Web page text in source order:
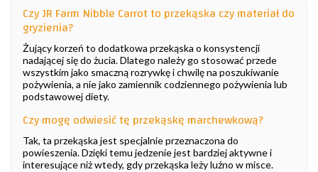
Czy JR Farm Nibble Carrot to przekąska czy materiał do
gryzienia?
Żujący korzeń to dodatkowa przekąska o konsystencji
nadającej się do żucia. Dlatego należy go stosować przede
wszystkim jako smaczną rozrywkę i chwilę na poszukiwanie
pożywienia, a nie jako zamiennik codziennego pożywienia lub
podstawowej diety.
Czy mogę odwiesić tę przekąskę marchewkową?
Tak, ta przekąska jest specjalnie przeznaczona do
powieszenia. Dzięki temu jedzenie jest bardziej aktywne i
interesujące niż wtedy, gdy przekąska leży luźno w misce.